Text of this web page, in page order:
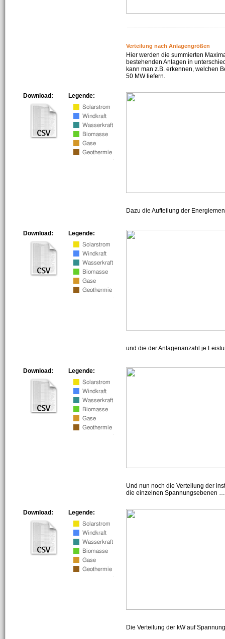
Verteilung nach Anlagengrößen
Hier werden die summierten
bestehenden Anlagen in
kann man z.B. erkennen, welchen
50 MW liefern.
Legende:
Download:
Dazu die Aufteilung der
Legende:
Download:
und die der Anlagenanzahl je
Legende:
Download:
Und nun noch die Verteilung der
die einzelnen Spannungsebenen
Legende:
Download:
Die Verteilung der kW auf